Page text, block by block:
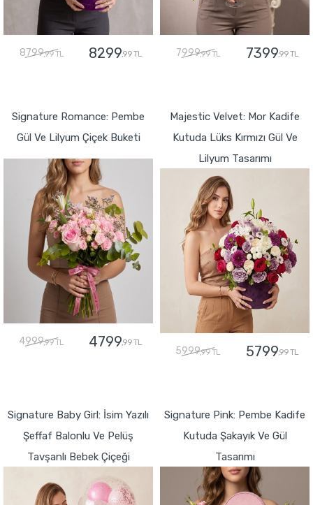
8799,99 TL 8299,99 TL 7999,99 TL 7399,99 TL
Signature Romance: Pembe
Gül Ve Lilyum Çiçek Buketi
4999,99 TL 4799,99 TL
Majestic Velvet: Mor Kadife
Kutuda Lüks Kırmızı Gül Ve
Lilyum Tasarımı
5999,99 TL 5799,99 TL
Signature Baby Girl: İsim Yazılı
Şeffaf Balonlu Ve Pelüş
Tavşanlı Bebek Çiçeği
Signature Pink: Pembe Kadife
Kutuda Şakayık Ve Gül
Tasarımı